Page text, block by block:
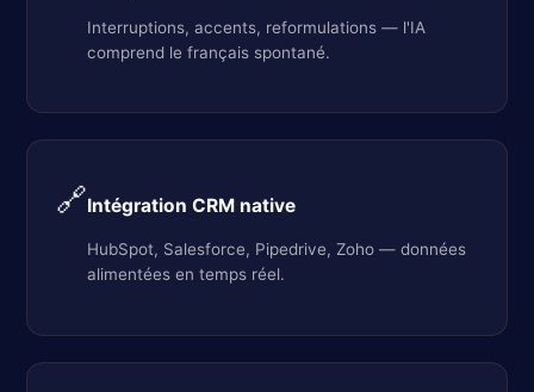
Interruptions, accents, reformulations — l'IA
comprend le français spontané.
🔗Intégration CRM native
HubSpot, Salesforce, Pipedrive, Zoho — données
alimentées en temps réel.